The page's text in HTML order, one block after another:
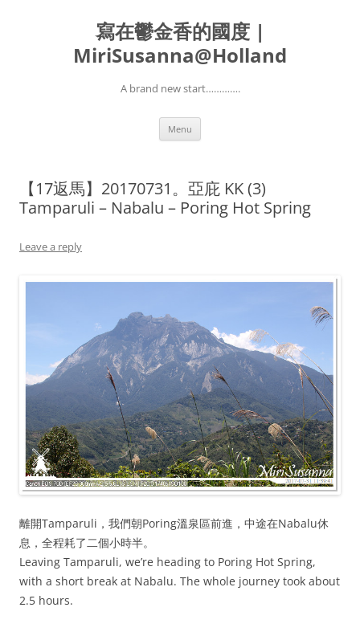
寫在鬱金香的國度 |
MiriSusanna@Holland
A brand new start………….
Menu
【17返馬】20170731。亞庇 KK (3)
Tamparuli – Nabalu – Poring Hot Spring
Leave a reply
離開Tamparuli，我們朝Poring溫泉區前進，中途在Nabalu休
息，全程耗了二個小時半。
Leaving Tamparuli, we’re heading to Poring Hot Spring,
with a short break at Nabalu. The whole journey took about
2.5 hours.